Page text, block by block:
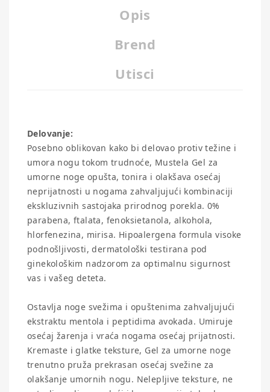
Opis
Brend
Utisci
Delovanje:
Posebno oblikovan kako bi delovao protiv težine i
umora nogu tokom trudnoće, Mustela Gel za
umorne noge opušta, tonira i olakšava osećaj
neprijatnosti u nogama zahvaljujući kombinaciji
ekskluzivnih sastojaka prirodnog porekla. 0%
parabena, ftalata, fenoksietanola, alkohola,
hlorfenezina, mirisa. Hipoalergena formula visoke
podnošljivosti, dermatološki testirana pod
ginekološkim nadzorom za optimalnu sigurnost
vas i vašeg deteta.
Ostavlja noge svežima i opuštenima zahvaljujući
ekstraktu mentola i peptidima avokada. Umiruje
osećaj žarenja i vraća nogama osećaj prijatnosti.
Kremaste i glatke teksture, Gel za umorne noge
trenutno pruža prekrasan osećaj svežine za
olakšanje umornih nogu. Nelepljive teksture, ne